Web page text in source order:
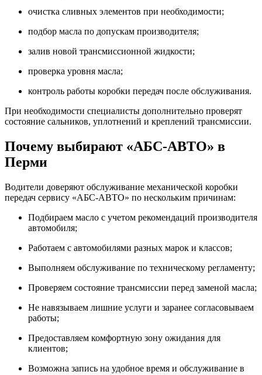
очистка сливных элементов при необходимости;
подбор масла по допускам производителя;
залив новой трансмиссионной жидкости;
проверка уровня масла;
контроль работы коробки передач после обслуживания.
При необходимости специалисты дополнительно проверят
состояние сальников, уплотнений и креплений трансмиссии.
Почему выбирают «АБС-АВТО» в
Перми
Водители доверяют обслуживание механической коробки
передач сервису «АБС-АВТО» по нескольким причинам:
Подбираем масло с учетом рекомендаций производителя
автомобиля;
Работаем с автомобилями разных марок и классов;
Выполняем обслуживание по техническому регламенту;
Проверяем состояние трансмиссии перед заменой масла;
Не навязываем лишние услуги и заранее согласовываем
работы;
Предоставляем комфортную зону ожидания для
клиентов;
Возможна запись на удобное время и обслуживание в